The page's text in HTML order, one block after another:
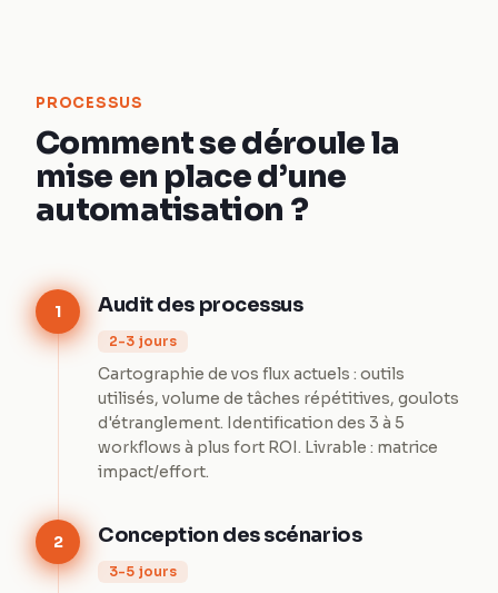
PROCESSUS
Comment se déroule la
mise en place d’une
automatisation ?
1 Audit des processus
2-3 jours
Cartographie de vos flux actuels : outils
utilisés, volume de tâches répétitives, goulots
d'étranglement. Identification des 3 à 5
workflows à plus fort ROI. Livrable : matrice
impact/effort.
2 Conception des scénarios
3-5 jours